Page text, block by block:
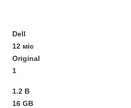
Dell
12 міс
Original
1
1.2 В
16 GB